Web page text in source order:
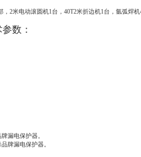
，2米电动滚圆机1台，40T2米折边机1台，氩弧焊机
数：
漏电保护器。
牌漏电保护器。